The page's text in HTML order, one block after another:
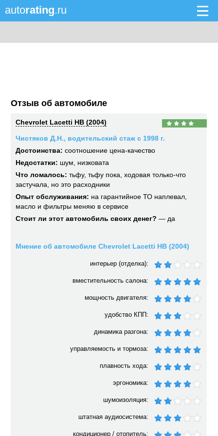
autorating.ru
Отзыв об автомобиле
Chevrolet Lacetti HB (2004)
Чистяков Д.Н., водительский стаж с 1998 г.
Достоинства: соотношение цена-качество
Недостатки: шум, низковата
Что ломалось: тьфу, тьфу пока, ходовая только-что
застучала, но это расходники
Опыт обслуживания: на гарантийное ТО наплевал,
масло и фильтры меняю в сервисе
Стоит ли этот автомобиль своих денег? — да
Мнение об автомобиле Chevrolet Lacetti HB (2004)
интерьер (отделка):
вместительность салона:
мощность двигателя:
удобство КПП:
динамика разгона:
управляемость и тормоза:
плавность хода:
эргономика:
шумоизоляция:
штатная аудиосистема:
кондиционер / отопитель: